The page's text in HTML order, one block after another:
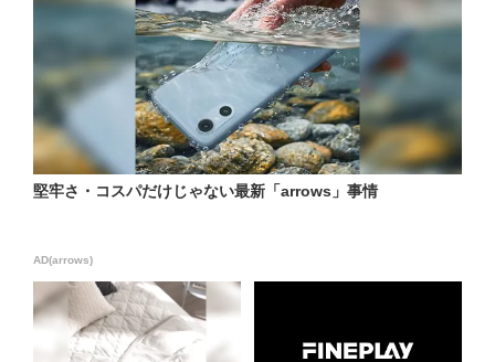
堅牢さ・コスパだけじゃない最新「arrows」事情
AD(arrows)